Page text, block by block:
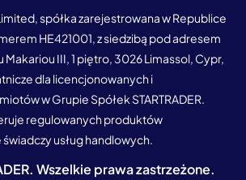
Limited, spółka zarejestrowana w Republice
HE421001, z siedzibą pod adresem
III, 1 piętro, 3026 Limassol, Cypr,
dla licencjonowanych i
w Grupie Spółek STARTRADER.
regulowanych produktów
usług handlowych.
Wszelkie prawa zastrzeżone.